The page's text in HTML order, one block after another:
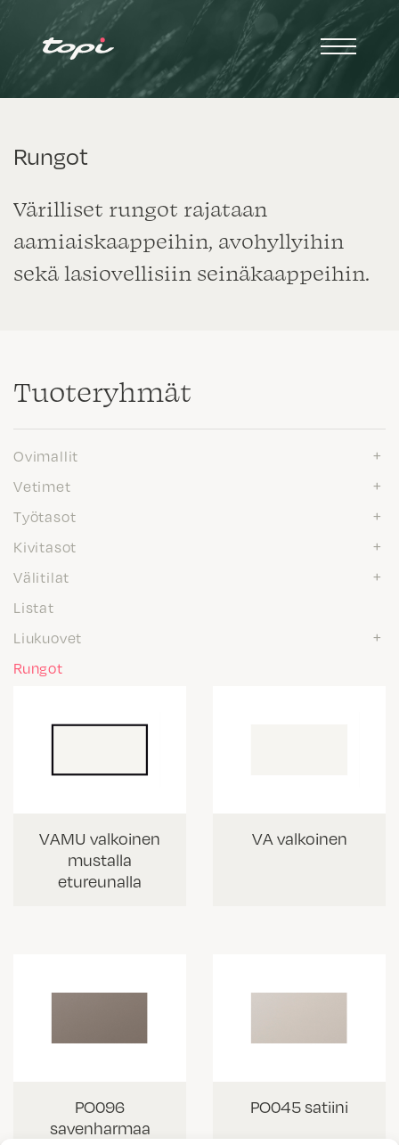
Rungot
Värilliset rungot rajataan
aamiaiskaappeihin, avohyllyihin
sekä lasiovellisiin seinäkaappeihin.
Tuote­ryhmät
Ovimallit
Vetimet
Työtasot
Kivitasot
Välitilat
Listat
Liukuovet
Rungot
VAMU valkoinen
mustalla
etureunalla
VA valkoinen
PO096
savenharmaa
PO045 satiini